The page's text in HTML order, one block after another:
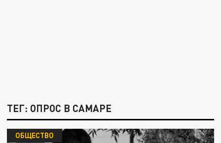
ТЕГ: ОПРОС В САМАРЕ
ОБЩЕСТВО